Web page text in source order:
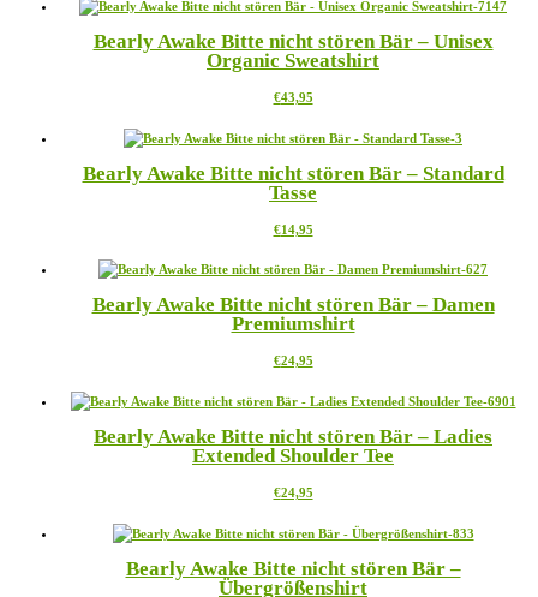
Bearly Awake Bitte nicht stören Bär – Unisex
Organic Sweatshirt
€43,95Dieses
weist
Varianten
auf.
Optionen
auf
Produktseite
gewählt
Bearly Awake Bitte nicht stören Bär – Standard
Tasse
€14,95Dieses
weist
Varianten
auf.
Optionen
auf
Produktseite
gewählt
Bearly Awake Bitte nicht stören Bär – Damen
Premiumshirt
€24,95Dieses
weist
Varianten
auf.
Optionen
auf
Produktseite
gewählt
Bearly Awake Bitte nicht stören Bär – Ladies
Extended Shoulder Tee
€24,95Dieses
weist
Varianten
auf.
Bearly Awake Bitte nicht stören Bär –
Übergrößenshirt